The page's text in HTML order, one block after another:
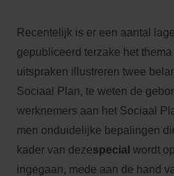
Recentelijk is er een aantal
gepubliceerd terzake het thema
uitspraken illustreren twee
Sociaal Plan, te weten de
werknemers aan het Sociaal
men onduidelijke bepalingen
kader van dezespecial wordt
ingegaan, mede aan de hand